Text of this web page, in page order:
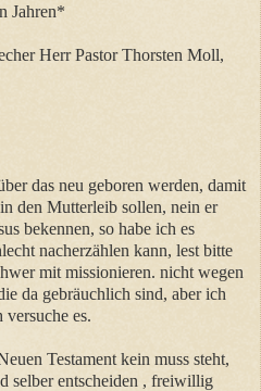
Jahren*
Herr Pastor Thorsten Moll,
das neu geboren werden, damit
den Mutterleib sollen, nein er
bekennen, so habe ich es
nacherzählen kann, lest bitte
mit missionieren. nicht wegen
da gebräuchlich sind, aber ich
es.
Testament kein muss steht,
selber entscheiden , freiwillig